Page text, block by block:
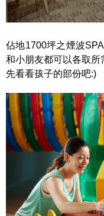
佔地1700坪之煙波
和小朋友都可以各取所
先看看孩子的部份吧:)